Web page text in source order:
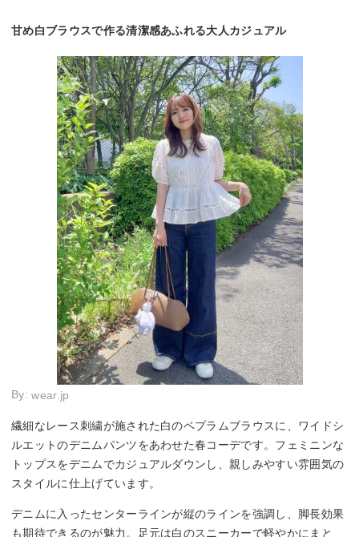
甘め白ブラウスで作る清潔感あふれる大人カジュアル
By:wear.jp
繊細なレース刺繍が施された白のペプラムブラウスに、ワイドシ
ルエットのデニムパンツをあわせた春コーデです。フェミニンな
トップスをデニムでカジュアルダウンし、親しみやすい雰囲気の
スタイルに仕上げています。
デニムに入ったセンターラインが縦のラインを強調し、脚長効果
も期待できるのが魅力。足元は白のスニーカーで軽やかにまと